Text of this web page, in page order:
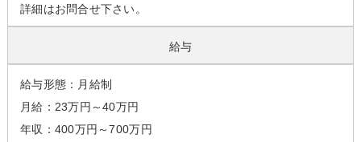
詳細はお問合せ下さい。
給与
給与形態：月給制
月給：23万円～40万円
年収：400万円～700万円